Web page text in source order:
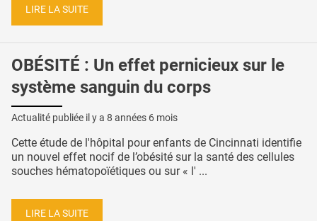
LIRE LA SUITE
OBÉSITÉ : Un effet pernicieux sur le
système sanguin du corps
Actualité publiée il y a 8 années 6 mois
Cette étude de l'hôpital pour enfants de Cincinnati identifie
un nouvel effet nocif de l’obésité sur la santé des cellules
souches hématopoïétiques ou sur « l' ...
LIRE LA SUITE